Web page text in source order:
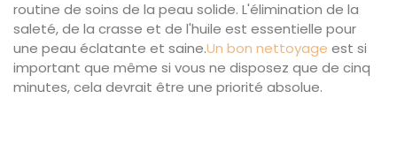
routine de soins de la peau solide. L'élimination de la
saleté, de la crasse et de l'huile est essentielle pour
une peau éclatante et saine.Un bon nettoyage est si
important que même si vous ne disposez que de cinq
minutes, cela devrait être une priorité absolue.